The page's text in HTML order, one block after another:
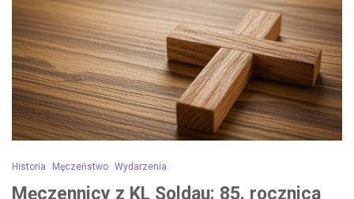
Historia Męczeństwo Wydarzenia
Męczennicy z KL Soldau: 85. rocznica